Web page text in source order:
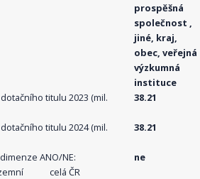
prospěšná
společnost ,
jiné, kraj,
obec, veřejná
výzkumná
instituce
titulu 2023 (mil.
38.21
titulu 2024 (mil.
38.21
ANO/NE:
ne
celá ČR